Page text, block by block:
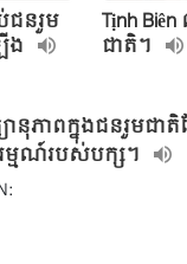
ជនរួម
ង
Tịnh
ជាតិ។
ានុភាពក្នុងជនរួមជាតិ
ម្មណ៍របស់បក្ស។